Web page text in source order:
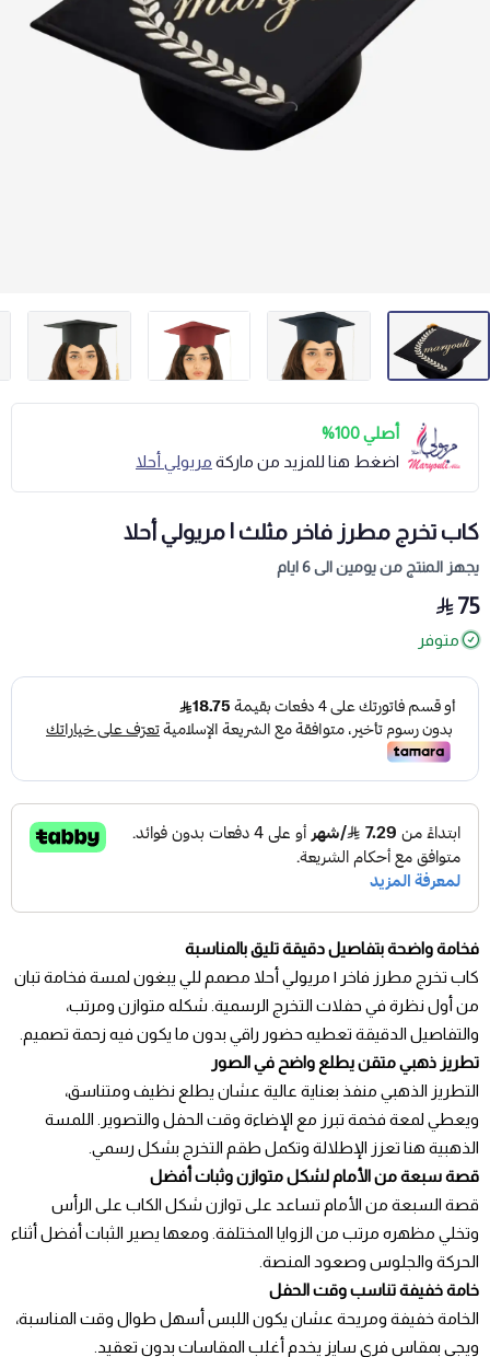
أصلي 100%
اضغط هنا للمزيد من ماركة مريولي أحلا
كاب تخرج مطرز فاخر مثلث | مريولي أحلا
يجهز المنتج من يومين الى 6 ايام
75
متوفر
فخامة واضحة بتفاصيل دقيقة تليق بالمناسبة
كاب تخرج مطرز فاخر | مريولي أحلا مصمم للي يبغون لمسة فخامة تبان
من أول نظرة في حفلات التخرج الرسمية. شكله متوازن ومرتب،
والتفاصيل الدقيقة تعطيه حضور راقي بدون ما يكون فيه زحمة تصميم.
تطريز ذهبي متقن يطلع واضح في الصور
التطريز الذهبي منفذ بعناية عالية عشان يطلع نظيف ومتناسق،
ويعطي لمعة فخمة تبرز مع الإضاءة وقت الحفل والتصوير. اللمسة
الذهبية هنا تعزز الإطلالة وتكمل طقم التخرج بشكل رسمي.
قصة سبعة من الأمام لشكل متوازن وثبات أفضل
قصة السبعة من الأمام تساعد على توازن شكل الكاب على الرأس
وتخلي مظهره مرتب من الزوايا المختلفة. ومعها يصير الثبات أفضل أثناء
الحركة والجلوس وصعود المنصة.
خامة خفيفة تناسب وقت الحفل
الخامة خفيفة ومريحة عشان يكون اللبس أسهل طوال وقت المناسبة،
ويجي بمقاس فري سايز يخدم أغلب المقاسات بدون تعقيد.